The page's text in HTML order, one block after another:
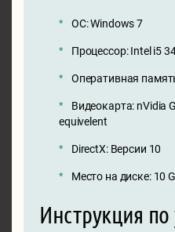
ОС: Windows 7
Процессор: Intel i5
Оперативная
Видеокарта: nVidia
equivelent
DirectX: Версии 10
Место на диске: 10
Инструкция по